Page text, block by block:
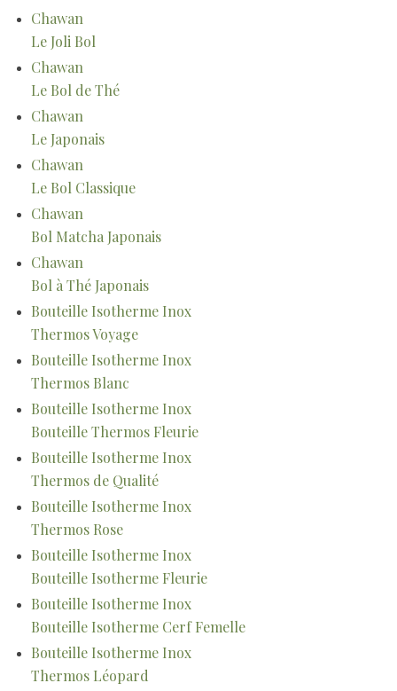
Chawan
Le Joli Bol
Chawan
Le Bol de Thé
Chawan
Le Japonais
Chawan
Le Bol Classique
Chawan
Bol Matcha Japonais
Chawan
Bol à Thé Japonais
Bouteille Isotherme Inox
Thermos Voyage
Bouteille Isotherme Inox
Thermos Blanc
Bouteille Isotherme Inox
Bouteille Thermos Fleurie
Bouteille Isotherme Inox
Thermos de Qualité
Bouteille Isotherme Inox
Thermos Rose
Bouteille Isotherme Inox
Bouteille Isotherme Fleurie
Bouteille Isotherme Inox
Bouteille Isotherme Cerf Femelle
Bouteille Isotherme Inox
Thermos Léopard